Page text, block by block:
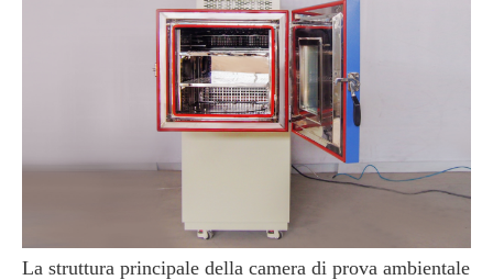
La struttura principale della camera di prova ambientale